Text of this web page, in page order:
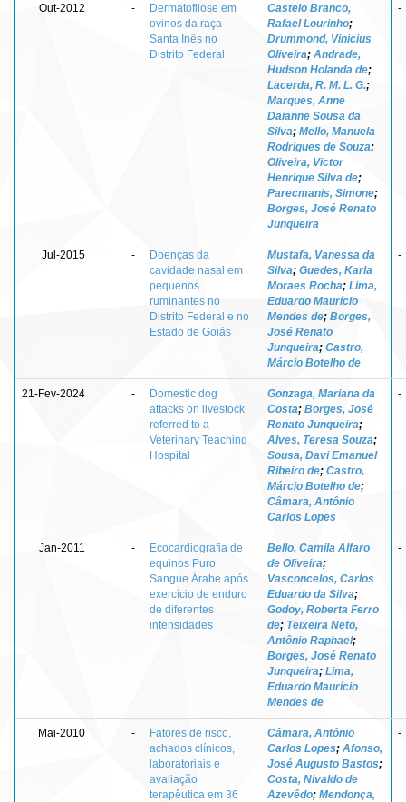
Out-2012 -
Dermatofilose em
ovinos da raça
Santa Inês no
Distrito Federal
Castelo Branco,
Rafael Lourinho;
Drummond, Vinícius
Oliveira; Andrade,
Hudson Holanda de;
Lacerda, R. M. L. G.;
Marques, Anne
Daianne Sousa da
Silva; Mello, Manuela
Rodrigues de Souza;
Oliveira, Victor
Henrique Silva de;
Parecmanis, Simone;
Borges, José Renato
Junqueira
-
Jul-2015 -
Doenças da
cavidade nasal em
pequenos
ruminantes no
Distrito Federal e no
Estado de Goiás
Mustafa, Vanessa da
Silva; Guedes, Karla
Moraes Rocha; Lima,
Eduardo Maurício
Mendes de; Borges,
José Renato
Junqueira; Castro,
Márcio Botelho de
-
21-Fev-2024 -
Domestic dog
attacks on livestock
referred to a
Veterinary Teaching
Hospital
Gonzaga, Mariana da
Costa; Borges, José
Renato Junqueira;
Alves, Teresa Souza;
Sousa, Davi Emanuel
Ribeiro de; Castro,
Márcio Botelho de;
Câmara, Antônio
Carlos Lopes
-
Jan-2011 -
Ecocardiografia de
equinos Puro
Sangue Árabe após
exercício de enduro
de diferentes
intensidades
Bello, Camila Alfaro
de Oliveira;
Vasconcelos, Carlos
Eduardo da Silva;
Godoy, Roberta Ferro
de; Teixeira Neto,
Antônio Raphael;
Borges, José Renato
Junqueira; Lima,
Eduardo Maurício
Mendes de
-
Mai-2010 -
Fatores de risco,
achados clínicos,
laboratoriais e
avaliação
terapêutica em 36
Câmara, Antônio
Carlos Lopes; Afonso,
José Augusto Bastos;
Costa, Nivaldo de
Azevêdo; Mendonça,
-